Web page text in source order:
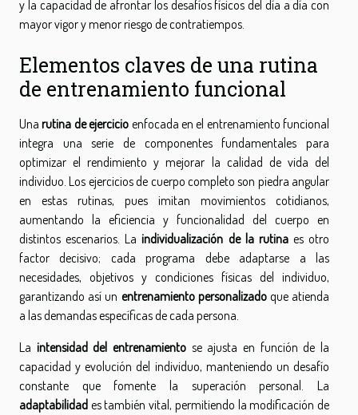
y la capacidad de afrontar los desafíos físicos del día a día con
mayor vigor y menor riesgo de contratiempos.
Elementos claves de una rutina
de entrenamiento funcional
Unarutina de ejercicio enfocada en el entrenamiento funcional
integra una serie de componentes fundamentales para
optimizar el rendimiento y mejorar la calidad de vida del
individuo. Los ejercicios de cuerpo completo son piedra angular
en estas rutinas, pues imitan movimientos cotidianos,
aumentando la eficiencia y funcionalidad del cuerpo en
distintos escenarios. Laindividualización de la rutinaes otro
factor decisivo; cada programa debe adaptarse a las
necesidades, objetivos y condiciones físicas del individuo,
garantizando así un entrenamiento personalizadoque atienda
a las demandas específicas de cada persona.
La intensidad del entrenamiento se ajusta en función de la
capacidad y evolución del individuo, manteniendo un desafío
constante que fomente la superación personal. La
adaptabilidad es también vital, permitiendo la modificación de